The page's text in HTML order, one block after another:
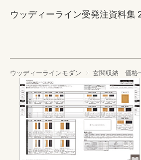
ウッディーライン受発注資料集
ウッディーラインモダン 玄関収納 価格